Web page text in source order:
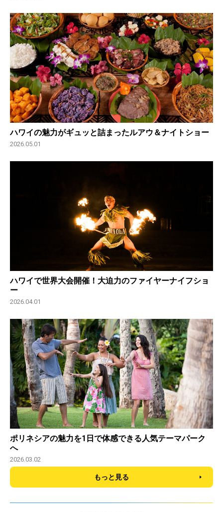
ハワイの魅力がギュッと詰まったルアウ＆ナイトショー
2026.05.01
ハワイで世界大会開催！大迫力のファイヤーナイフショ
ー
2026.04.01
ポリネシアの魅力を1日で体感できる人気テーマパーク
へ
2026.03.02
もっと見る